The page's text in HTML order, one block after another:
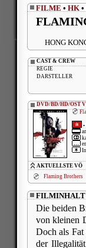
FILME • HK
HONG
CAST & CREW
REGIE
DARSTELLER
DVD/BD/HD/OST
•
AKTUELLSTE VÖ
Flaming Brothers
FILMINHALT
Die beiden
von kleinen
Doch als Fat
der